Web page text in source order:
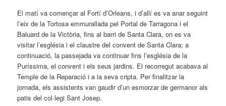
El matí va començar al Fortí d’Orleans, i d’allí es va anar seguint
l’eix de la Tortosa emmurallada pel Portal de Tarragona i el
Baluard de la Victòria, fins al barri de Santa Clara, on es va
visitar l’església i el claustre del convent de Santa Clara; a
continuació, la passejada va continuar fins l’església de la
Puríssima, el convent i els seus jardins. El recorregut acabava al
Temple de la Reparació i a la seva cripta. Per finalitzar la
jornada, els assistents van gaudir d’un esmorzar de germanor als
patis del col·legi Sant Josep.